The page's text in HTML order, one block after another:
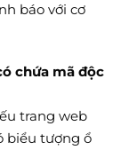
báo với cơ
chứa mã độc
trang web
biểu tượng ổ